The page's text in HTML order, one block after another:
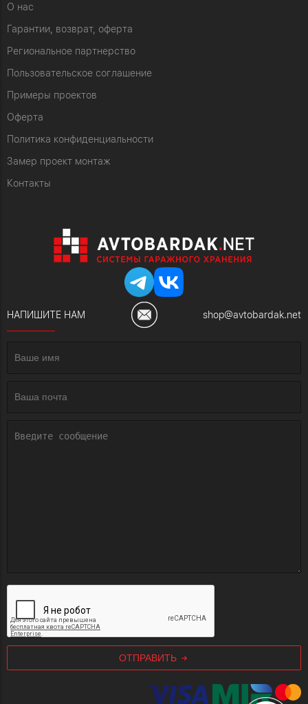
О нас
Гарантии, возврат, оферта
Региональное партнерство
Пользовательское соглашение
Примеры проектов
Оферта
Политика конфиденциальности
Замер проект монтаж
Контакты
НАПИШИТЕ НАМ shop@avtobardak.net
ОТПРАВИТЬ